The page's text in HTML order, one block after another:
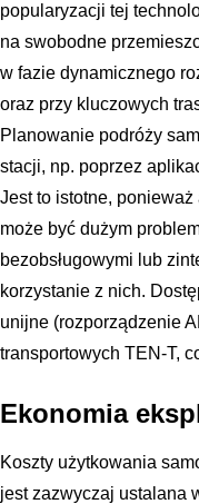
popularyzacji tej
na swobodne
w fazie dynamicznego
oraz przy kluczowych
Planowanie podróży
stacji, np. poprzez
Jest to istotne,
może być dużym
bezobsługowymi lub
korzystanie z nich.
unijne (rozporządzenie
transportowych TEN-T,
Ekonomia
Koszty użytkowania
jest zazwyczaj ustalana